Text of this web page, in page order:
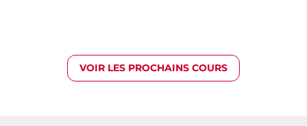
VOIR LES PROCHAINS COURS